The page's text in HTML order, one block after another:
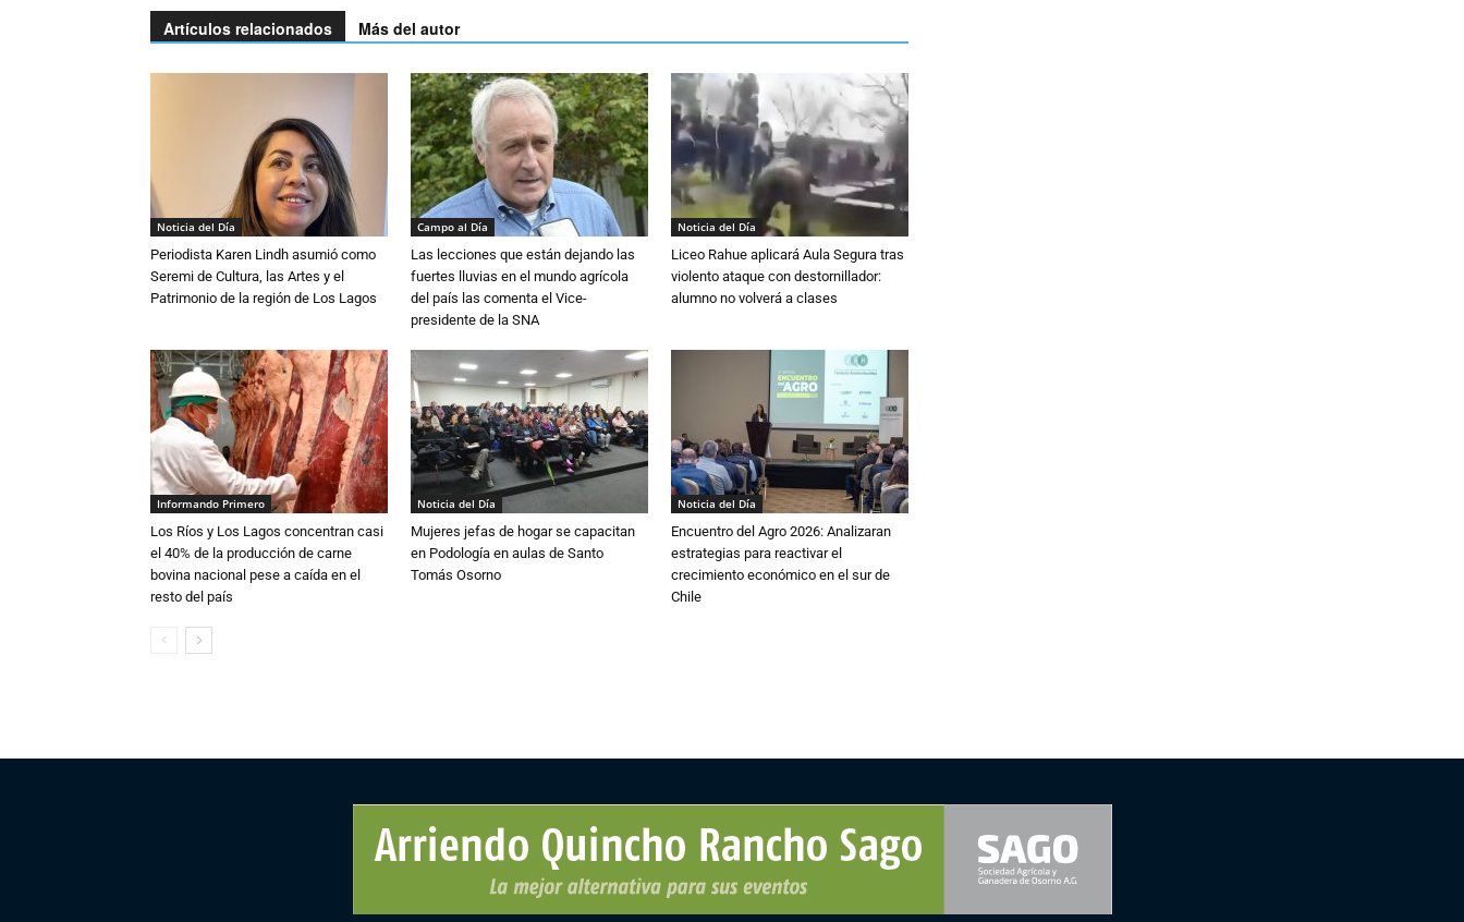
Artículos relacionados Más del autor
Noticia del Día
Periodista Karen Lindh asumió como
Seremi de Cultura, las Artes y el
Patrimonio de la región de Los Lagos
Campo al Día
Las lecciones que están dejando las
fuertes lluvias en el mundo agrícola
del país las comenta el Vice-
presidente de la SNA
Noticia del Día
Liceo Rahue aplicará Aula Segura tras
violento ataque con destornillador:
alumno no volverá a clases
Informando Primero
Los Ríos y Los Lagos concentran casi
el 40% de la producción de carne
bovina nacional pese a caída en el
resto del país
Noticia del Día
Mujeres jefas de hogar se capacitan
en Podología en aulas de Santo
Tomás Osorno
Noticia del Día
Encuentro del Agro 2026: Analizaran
estrategias para reactivar el
crecimiento económico en el sur de
Chile